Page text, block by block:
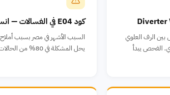
الرف العلوي
الفحص يبدأ
كود E04 في الغسالات — انسداد فلاتر صمام المياه
السبب الأشهر في مصر بسبب
يحل المشكلة في 80% من الحالات بدون استبدال أي قطعة.